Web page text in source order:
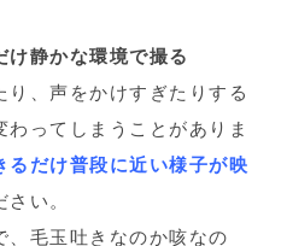
け静かな環境で撮る
、声をかけすぎたりする
ってしまうことがありま
るだけ普段に近い様子が映
い。
、毛玉吐きなのか咳なの